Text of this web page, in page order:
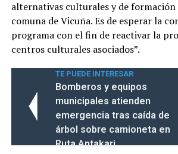
alternativas culturales y de formación
comuna de Vicuña. Es de esperar la
programa con el fin de reactivar la
centros culturales asociados”.
TE PUEDE INTERESAR
Bomberos y equipos
municipales atienden
emergencia tras caída de
árbol sobre camioneta en
Ruta Antakari